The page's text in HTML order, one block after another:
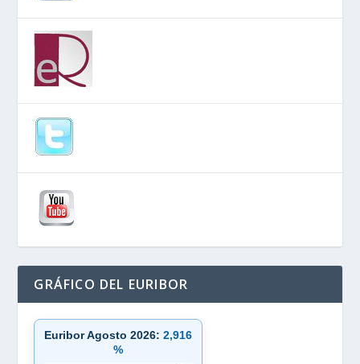
GRÁFICO DEL EURIBOR
Euribor Agosto 2026:2,916
%